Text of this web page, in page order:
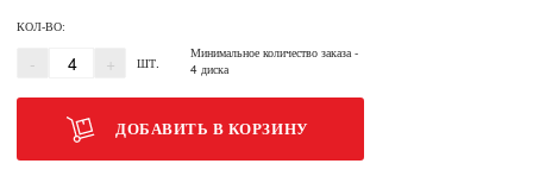
КОЛ-ВО:
- + ШТ.
Минимальное количество заказа-
4 диска
ДОБАВИТЬ В КОРЗИНУ